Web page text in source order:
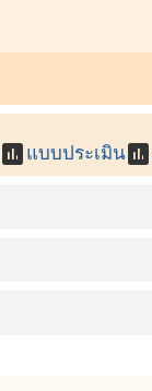
assessment แบบประเมินassessment